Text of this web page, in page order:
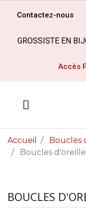
Contactez-nous
GROSSISTE EN
Accès
Accueil Boucles
Boucles
BOUCLES